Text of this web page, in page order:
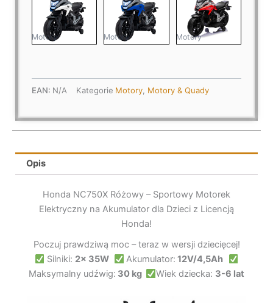
Dzieci,
Dźwięki,
USB
Motory Motory Motory
EAN: N/A Kategorie Motory Motory & Quady
Opis
Honda NC750X Różowy – Sportowy Motorek
Elektryczny na Akumulator dla Dzieci z Licencją
Honda!
Poczuj prawdziwą moc – teraz w wersji dziecięcej!
Silniki: 2x 35W Akumulator: 12V/4,5Ah
Maksymalny udźwig: 30 kg Wiek dziecka: 3-6 lat